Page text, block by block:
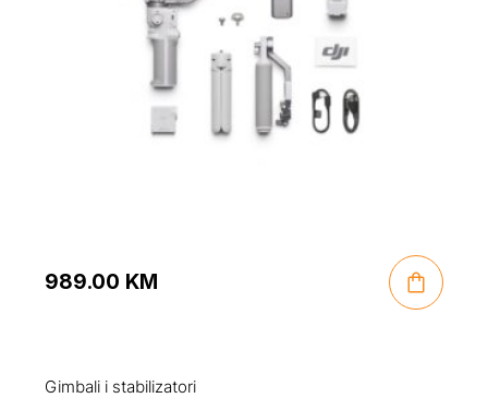
989.00 KM
Gimbali i stabilizatori